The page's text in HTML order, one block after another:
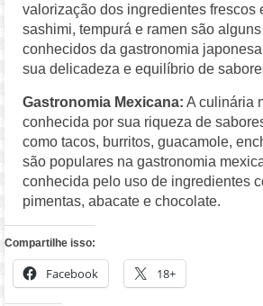
valorização dos ingredientes frescos
sashimi, tempurá e ramen são
conhecidos da gastronomia
sua delicadeza e equilíbrio de
Gastronomia Mexicana: A culinária
conhecida por sua riqueza de
como tacos, burritos, guacamole,
são populares na gastronomia
conhecida pelo uso de ingredientes
pimentas, abacate e chocolate.
Compartilhe isso:
Facebook 18+